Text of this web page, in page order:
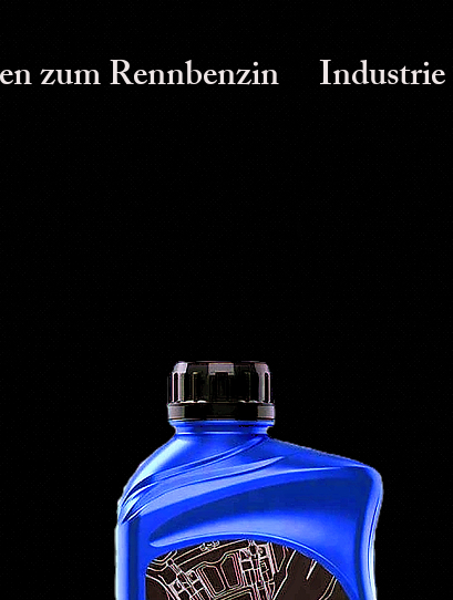
zum Rennbenzin